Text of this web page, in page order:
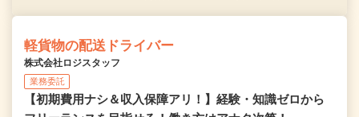
軽貨物の配送ドライバー
株式会社ロジスタッフ
業務委託
【初期費用ナシ＆収入保障アリ！】経験・知識ゼロから